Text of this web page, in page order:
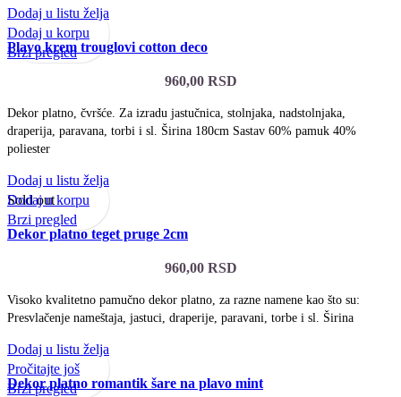
Dodaj u listu želja
Dodaj u korpu
Brzi pregled
Plavo krem trouglovi cotton deco
960,00 RSD
Dekor platno, čvršće. Za izradu jastučnica, stolnjaka, nadstolnjaka,
draperija, paravana, torbi i sl. Širina 180cm Sastav 60% pamuk 40%
poliester
Dodaj u listu želja
Dodaj u korpu
Brzi pregled
Sold out
Dekor platno teget pruge 2cm
960,00 RSD
Visoko kvalitetno pamučno dekor platno, za razne namene kao što su:
Presvlačenje nameštaja, jastuci, draperije, paravani, torbe i sl. Širina
Dodaj u listu želja
Pročitajte još
Brzi pregled
Dekor platno romantik šare na plavo mint